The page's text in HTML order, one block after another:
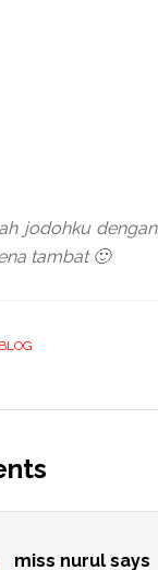
jodohku
tambat 🙂
BLOG
miss nurul says